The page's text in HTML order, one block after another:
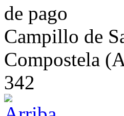
Campillo de
Compostela
342